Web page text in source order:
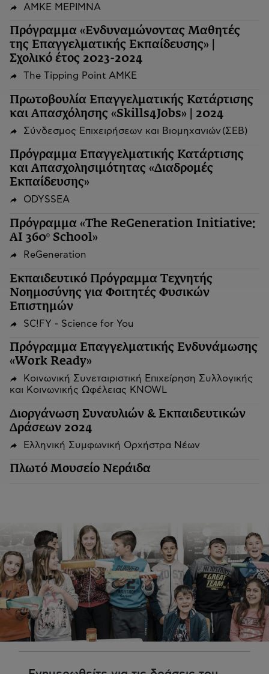
ΑΜΚΕ ΜΕΡΙΜΝΑ
Πρόγραμμα «Ενδυναμώνοντας Μαθητές
της Επαγγελματικής Εκπαίδευσης» |
Σχολικό έτος 2023-2024
The Tipping Point ΑΜΚΕ
Πρωτοβουλία Επαγγελματικής Κατάρτισης
και Απασχόλησης «Skills4Jobs» | 2024
Σύνδεσμος Επιχειρήσεων και Βιομηχανιών (ΣΕΒ)
Πρόγραμμα Επαγγελματικής Κατάρτισης
και Απασχολησιμότητας «Διαδρομές
Εκπαίδευσης»
ODYSSEA
Πρόγραμμα «The ReGeneration Initiative:
AI 360º School»
ReGeneration
Εκπαιδευτικό Πρόγραμμα Τεχνητής
Νοημοσύνης για Φοιτητές Φυσικών
Επιστημών
SC!FY - Science for You
Πρόγραμμα Επαγγελματικής Ενδυνάμωσης
«Work Ready»
Κοινωνική Συνεταιριστική Επιχείρηση Συλλογικής
και Κοινωνικής Ωφέλειας KNOWL
Διοργάνωση Συναυλιών & Εκπαιδευτικών
Δράσεων 2024
Ελληνική Συμφωνική Ορχήστρα Νέων
Πλωτό Μουσείο Νεράιδα